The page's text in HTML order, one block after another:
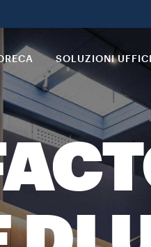
SOLUZIONI UFFICI